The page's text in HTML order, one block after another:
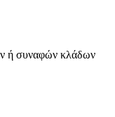
ή συναφών κλάδων